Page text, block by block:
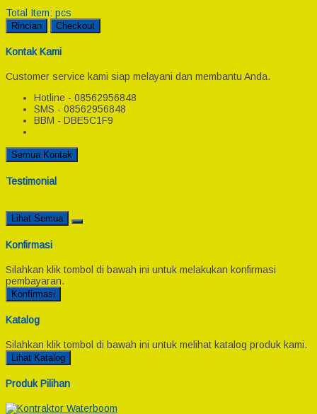
Total Item: pcs
Rincian Checkout
Kontak Kami
Customer service kami siap melayani dan membantu Anda.
Hotline - 08562956848
SMS - 08562956848
BBM - DBE5C1F9
Semua Kontak
Testimonial
Lihat Semua
Konfirmasi
Silahkan klik tombol di bawah ini untuk melakukan konfirmasi
pembayaran.
Konfirmasi
Katalog
Silahkan klik tombol di bawah ini untuk melihat katalog produk kami.
Lihat Katalog
Produk Pilihan